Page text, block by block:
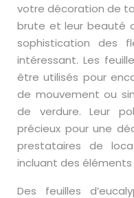
votre décoration de
brute et leur beauté
sophistication des
intéressant. Les
être utilisés pour
de mouvement ou
de verdure. Leur
précieux pour une
prestataires de
incluant des éléments
Des feuilles